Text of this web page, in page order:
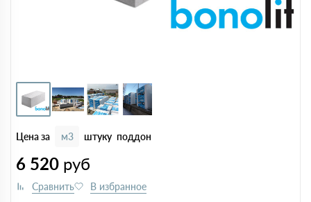
Цена за м3 штуку поддон
6 520 руб